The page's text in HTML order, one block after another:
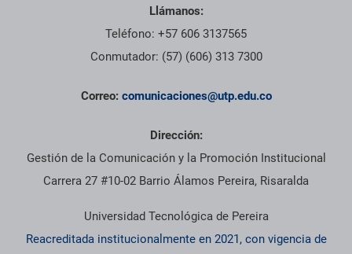
Llámanos:
Teléfono: +57 606 3137565
Conmutador: (57) (606) 313 7300
Correo: comunicaciones@utp.edu.co
Dirección:
Gestión de la Comunicación y la Promoción Institucional
Carrera 27 #10-02 Barrio Álamos Pereira, Risaralda
Universidad Tecnológica de Pereira
Reacreditada institucionalmente en 2021, con vigencia de